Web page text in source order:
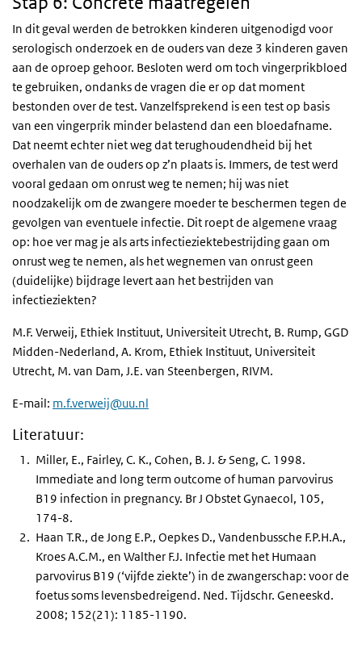
In dit geval werden de betrokken kinderen uitgenodigd voor
serologisch onderzoek en de ouders van deze 3 kinderen gaven
aan de oproep gehoor. Besloten werd om toch vingerprikbloed
te gebruiken, ondanks de vragen die er op dat moment
bestonden over de test. Vanzelfsprekend is een test op basis
van een vingerprik minder belastend dan een bloedafname.
Dat neemt echter niet weg dat terughoudendheid bij het
overhalen van de ouders op z’n plaats is. Immers, de test werd
vooral gedaan om onrust weg te nemen; hij was niet
noodzakelijk om de zwangere moeder te beschermen tegen de
gevolgen van eventuele infectie. Dit roept de algemene vraag
op: hoe ver mag je als arts infectieziektebestrijding gaan om
onrust weg te nemen, als het wegnemen van onrust geen
(duidelijke) bijdrage levert aan het bestrijden van
infectieziekten?
M.F. Verweij, Ethiek Instituut, Universiteit Utrecht, B. Rump, GGD
Midden-Nederland, A. Krom, Ethiek Instituut, Universiteit
Utrecht, M. van Dam, J.E. van Steenbergen, RIVM.
E-mail: m.f.verweij@uu.nl
Literatuur:
Miller, E., Fairley, C. K., Cohen, B. J. & Seng, C. 1998.
Immediate and long term outcome of human parvovirus
B19 infection in pregnancy. Br J Obstet Gynaecol, 105,
174-8.
Haan T.R., de Jong E.P., Oepkes D., Vandenbussche F.P.H.A.,
Kroes A.C.M., en Walther F.J. Infectie met het Humaan
parvovirus B19 (‘vijfde ziekte’) in de zwangerschap: voor de
foetus soms levensbedreigend. Ned. Tijdschr. Geneeskd.
2008; 152(21): 1185-1190.